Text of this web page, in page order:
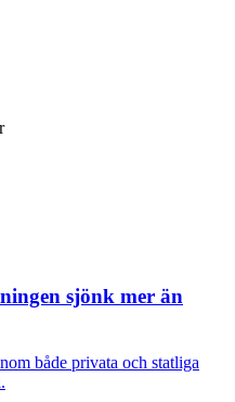
sjönk mer än
både privata och statliga